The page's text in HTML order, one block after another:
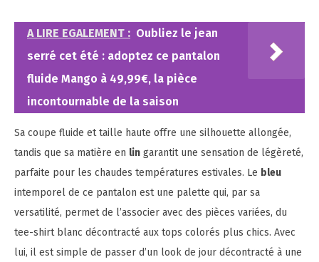
A LIRE EGALEMENT : Oubliez le jean
serré cet été : adoptez ce pantalon
fluide Mango à 49,99€, la pièce
incontournable de la saison
Sa coupe fluide et taille haute offre une silhouette allongée,
tandis que sa matière en lin garantit une sensation de légèreté,
parfaite pour les chaudes températures estivales. Le bleu
intemporel de ce pantalon est une palette qui, par sa
versatilité, permet de l’associer avec des pièces variées, du
tee-shirt blanc décontracté aux tops colorés plus chics. Avec
lui, il est simple de passer d’un look de jour décontracté à une